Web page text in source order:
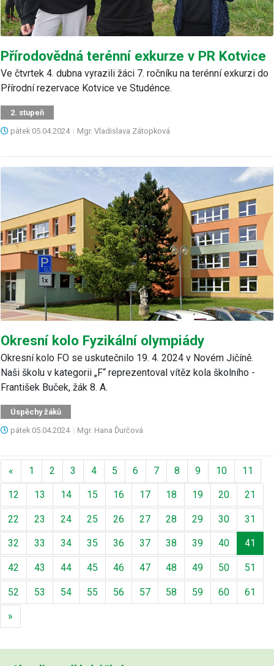
Přírodovědná terénní exkurze v PR Kotvice
Ve čtvrtek 4. dubna vyrazili žáci 7. ročníku na terénní exkurzi do
Přírodní rezervace Kotvice ve Studénce.
2. stupeň
pátek 05.04.2024 | Mgr. Vladislava Zátopková
Okresní kolo Fyzikální olympiády
Okresní kolo FO se uskutečnilo 19. 4. 2024 v Novém Jičíně.
Naši školu v kategorii „F“ reprezentoval vítěz kola školního -
František Buček, žák 8. A.
Úspěchy žáků
pátek 05.04.2024 | Mgr. Hana Ďurčová
« Předchozí
1 2 3 4 5 6 7 8 9 10 11
12 13 14 15 16 17 18 19 20 21
22 23 24 25 26 27 28 29 30 31
32 33 34 35 36 37 38 39 40 41
42 43 44 45 46 47 48 49 50 51
52 53 54 55 56 57 58 59 60 61
»